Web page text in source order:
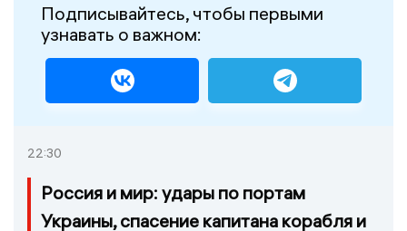
Подписывайтесь, чтобы первыми
узнавать о важном:
22:30
Россия и мир: удары по портам
Украины, спасение капитана корабля и